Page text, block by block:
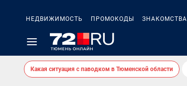
НЕДВИЖИМОСТЬ ПРОМОКОДЫ ЗНАКОМСТВА
Какая ситуация с паводком в Тюменской области